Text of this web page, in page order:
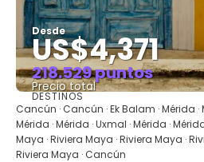
Desde
US$4,371
218.529 puntos
Precio total
Ver
DESTINOS
Cancún · Cancún · Ek Balam · Mérida ·
Mérida · Mérida · Uxmal · Mérida ·
Maya · Riviera Maya · Riviera Maya ·
Riviera Maya · Cancún